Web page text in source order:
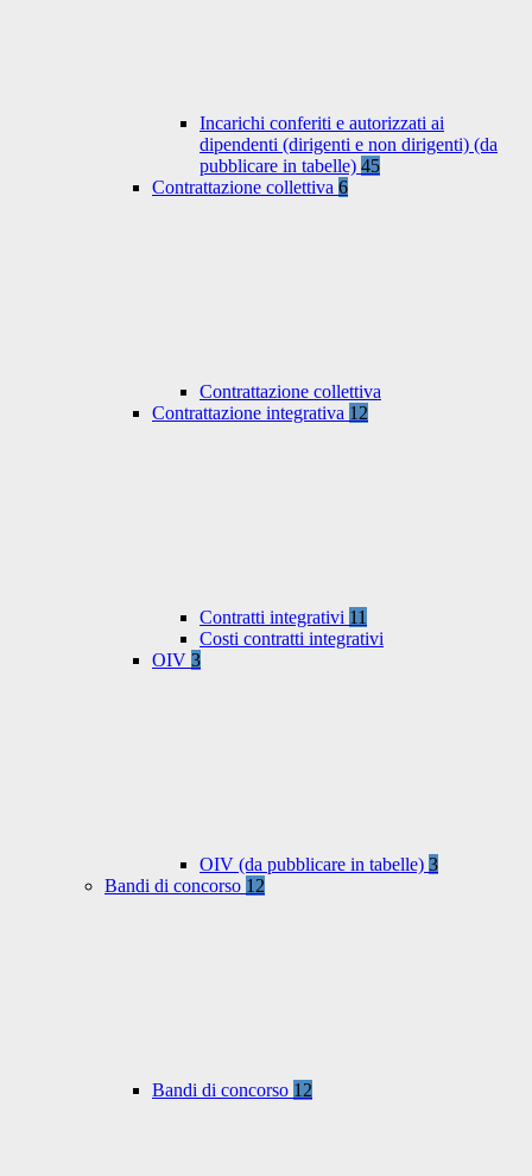
Incarichi conferiti e autorizzati ai
dipendenti (dirigenti e non dirigenti) (da
pubblicare in tabelle) 45
Contrattazione collettiva 6
Contrattazione collettiva
Contrattazione integrativa 12
Contratti integrativi 11
Costi contratti integrativi
OIV 3
OIV (da pubblicare in tabelle) 3
Bandi di concorso 12
Bandi di concorso 12